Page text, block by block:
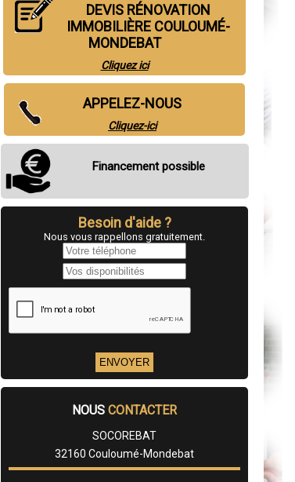
DEVIS RÉNOVATION
IMMOBILIÈRE COULOUMÉ-
MONDEBAT
Cliquez ici
APPELEZ-NOUS
Cliquez-ici
Financement possible
Besoin d'aide ?
Nous vous rappellons gratuitement.
NOUS CONTACTER
SOCOREBAT
32160 Couloumé-Mondebat